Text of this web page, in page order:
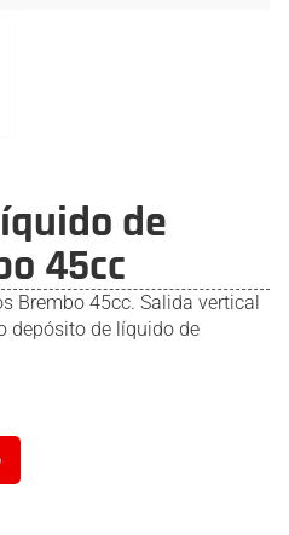
de
45cc
Brembo 45cc. Salida vertical
depósito de líquido de